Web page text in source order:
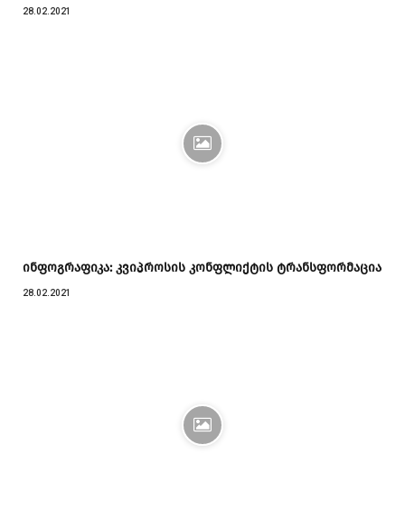
28.02.2021
ინფოგრაფიკა: კვიპროსის კონფლიქტის ტრანსფორმაცია
28.02.2021